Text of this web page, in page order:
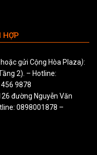
HỢP
gửi Cộng Hòa Plaza):
2). – Hotline:
9878
đường Nguyễn Văn
0898001878 –